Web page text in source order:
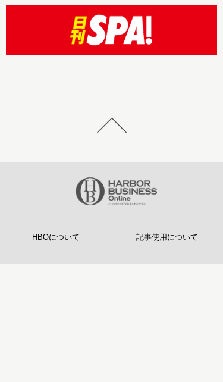
HBOについて 記事使用について